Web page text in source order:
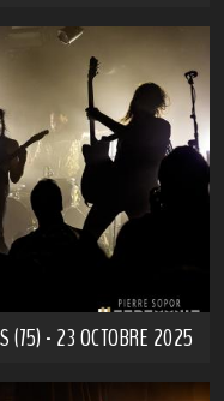
(75) - 23 OCTOBRE 2025